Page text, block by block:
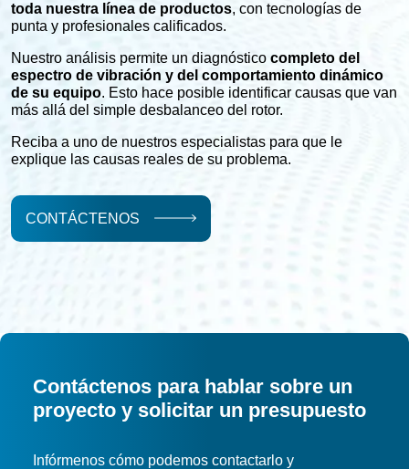
toda nuestra línea de productos, con tecnologías de
punta y profesionales calificados.
Nuestro análisis permite un diagnóstico completo del
espectro de vibración y del comportamiento dinámico
de su equipo. Esto hace posible identificar causas que van
más allá del simple desbalanceo del rotor.
Reciba a uno de nuestros especialistas para que le
explique las causas reales de su problema.
CONTÁCTENOS
Contáctenos para hablar sobre un
proyecto y solicitar un presupuesto
Infórmenos cómo podemos contactarlo y